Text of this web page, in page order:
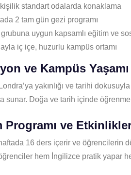
standart odalarda konaklama
2 tam gün gezi programı
uygun kapsamlı eğitim ve
iç içe, huzurlu kampüs ortamı
ve Kampüs Yaşamı
yakınlığı ve tarihi
sunar. Doğa ve tarih içinde
Programı ve
16 ders içerir ve öğrencilerin
hem İngilizce pratik yapar